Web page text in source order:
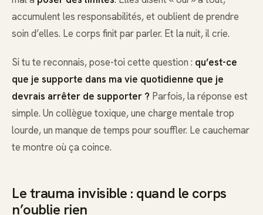
accumulent les responsabilités, et oublient de prendre
soin d’elles. Le corps finit par parler. Et la nuit, il crie.
Si tu te reconnais, pose-toi cette question : qu’est-ce
que je supporte dans ma vie quotidienne que je
devrais arrêter de supporter ? Parfois, la réponse est
simple. Un collègue toxique, une charge mentale trop
lourde, un manque de temps pour souffler. Le cauchemar
te montre où ça coince.
Le trauma invisible : quand le corps
n’oublie rien